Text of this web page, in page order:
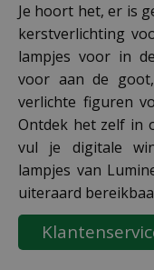
Je hoort het, er is
kerstverlichting
lampjes voor in
voor aan de
verlichte figuren
Ontdek het zelf in
vul je digitale
lampjes van
uiteraard